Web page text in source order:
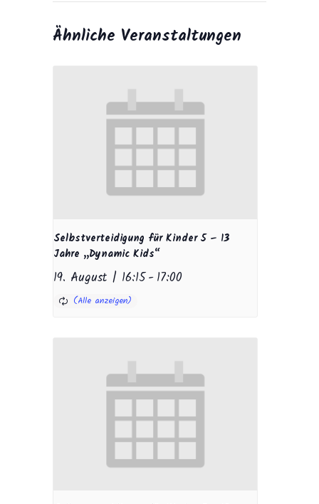
Ähnliche Veranstaltungen
Selbstverteidigung für Kinder 5 – 13
Jahre „Dynamic Kids“
19. August | 16:15-17:00